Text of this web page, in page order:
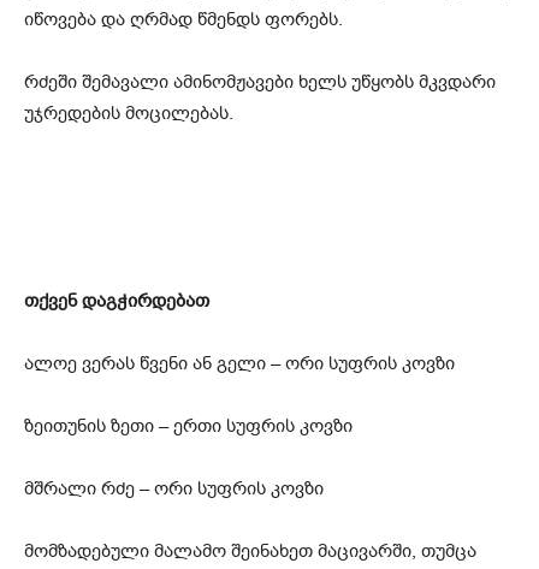
იწოვება და ღრმად წმენდს ფორებს.
რძეში შემავალი ამინომჟავები ხელს უწყობს მკვდარი
უჯრედების მოცილებას.
თქვენ დაგჭირდებათ
ალოე ვერას წვენი ან გელი – ორი სუფრის კოვზი
ზეითუნის ზეთი – ერთი სუფრის კოვზი
მშრალი რძე – ორი სუფრის კოვზი
მომზადებული მალამო შეინახეთ მაცივარში, თუმცა